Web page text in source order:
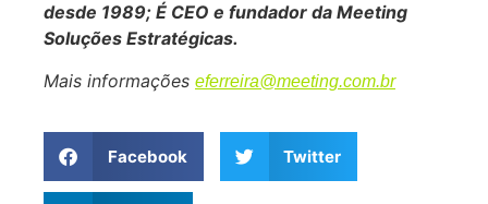
desde 1989; É CEO e fundador da Meeting
Soluções Estratégicas.
Mais informações eferreira@meeting.com.br
Facebook Twitter